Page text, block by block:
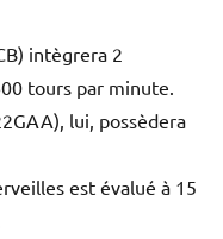
intègrera 2
tours par minute.
lui, possèdera
est évalué à 15